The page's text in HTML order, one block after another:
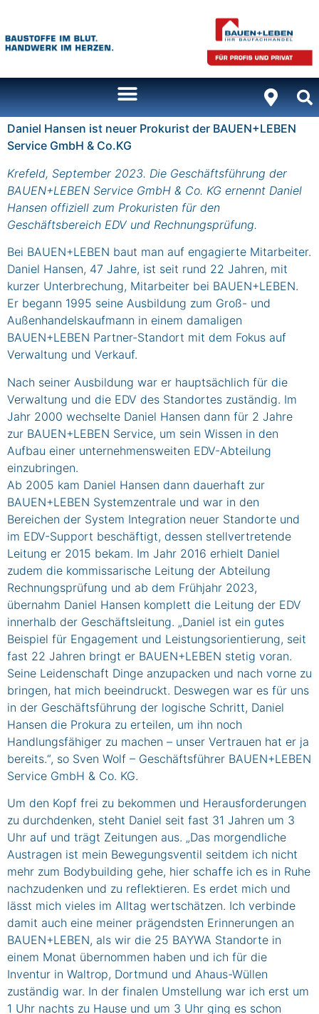
Daniel Hansen ist neuer Prokurist der BAUEN+LEBEN
Service GmbH & Co.KG
Krefeld, September 2023. Die Geschäftsführung der
BAUEN+LEBEN Service GmbH & Co. KG ernennt Daniel
Hansen offiziell zum Prokuristen für den
Geschäftsbereich EDV und Rechnungsprüfung.
Bei BAUEN+LEBEN baut man auf engagierte Mitarbeiter.
Daniel Hansen, 47 Jahre, ist seit rund 22 Jahren, mit
kurzer Unterbrechung, Mitarbeiter bei BAUEN+LEBEN.
Er begann 1995 seine Ausbildung zum Groß- und
Außenhandelskaufmann in einem damaligen
BAUEN+LEBEN Partner-Standort mit dem Fokus auf
Verwaltung und Verkauf.
Nach seiner Ausbildung war er hauptsächlich für die
Verwaltung und die EDV des Standortes zuständig. Im
Jahr 2000 wechselte Daniel Hansen dann für 2 Jahre
zur BAUEN+LEBEN Service, um sein Wissen in den
Aufbau einer unternehmensweiten EDV-Abteilung
einzubringen.
Ab 2005 kam Daniel Hansen dann dauerhaft zur
BAUEN+LEBEN Systemzentrale und war in den
Bereichen der System Integration neuer Standorte und
im EDV-Support beschäftigt, dessen stellvertretende
Leitung er 2015 bekam. Im Jahr 2016 erhielt Daniel
zudem die kommissarische Leitung der Abteilung
Rechnungsprüfung und ab dem Frühjahr 2023,
übernahm Daniel Hansen komplett die Leitung der EDV
innerhalb der Geschäftsleitung. „Daniel ist ein gutes
Beispiel für Engagement und Leistungsorientierung, seit
fast 22 Jahren bringt er BAUEN+LEBEN stetig voran.
Seine Leidenschaft Dinge anzupacken und nach vorne zu
bringen, hat mich beeindruckt. Deswegen war es für uns
in der Geschäftsführung der logische Schritt, Daniel
Hansen die Prokura zu erteilen, um ihn noch
Handlungsfähiger zu machen – unser Vertrauen hat er ja
bereits.“, so Sven Wolf – Geschäftsführer BAUEN+LEBEN
Service GmbH & Co. KG.
Um den Kopf frei zu bekommen und Herausforderungen
zu durchdenken, steht Daniel seit fast 31 Jahren um 3
Uhr auf und trägt Zeitungen aus. „Das morgendliche
Austragen ist mein Bewegungsventil seitdem ich nicht
mehr zum Bodybuilding gehe, hier schaffe ich es in Ruhe
nachzudenken und zu reflektieren. Es erdet mich und
lässt mich vieles im Alltag wertschätzen. Ich verbinde
damit auch eine meiner prägendsten Erinnerungen an
BAUEN+LEBEN, als wir die 25 BAYWA Standorte in
einem Monat übernommen haben und ich für die
Inventur in Waltrop, Dortmund und Ahaus-Wüllen
zuständig war. In der finalen Umstellung war ich erst um
1 Uhr nachts zu Hause und um 3 Uhr ging es schon